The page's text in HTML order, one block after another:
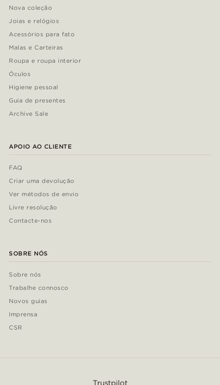
Nova coleção
Joias e relógios
Acessórios para fato
Malas e Carteiras
Roupa e roupa interior
Óculos
Higiene pessoal
Guia de presentes
Archive Sale
APOIO AO CLIENTE
FAQ
Criar uma devolução
Ver métodos de envio
Livre resolução
Contacte-nos
SOBRE NÓS
Sobre nós
Trabalhe connosco
Novos guias
Imprensa
CSR